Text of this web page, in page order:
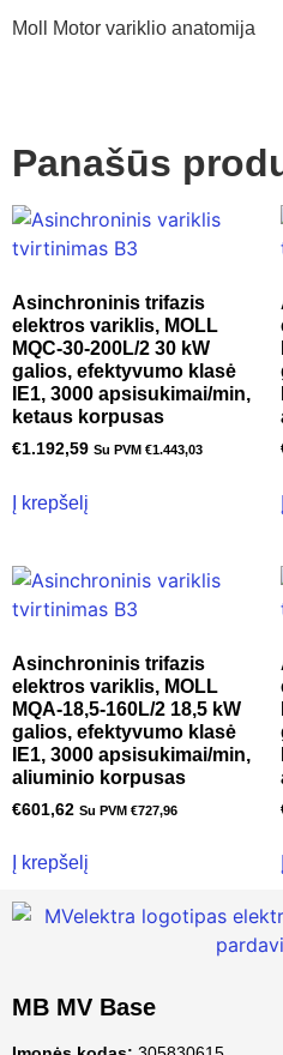
Moll Motor variklio anatomija
Panašūs
Asinchroninis trifazis
elektros variklis, MOLL
MQC-30-200L/2 30 kW
galios, efektyvumo klasė
IE1, 3000 apsisukimai/min,
ketaus korpusas
€1.192,59 Su PVM €1.443,03
Į krepšelį
Asinchroninis trifazis
elektros variklis, MOLL
MQA-18,5-160L/2 18,5 kW
galios, efektyvumo klasė
IE1, 3000 apsisukimai/min,
aliuminio korpusas
€601,62 Su PVM €727,96
Į krepšelį
MB MV Base